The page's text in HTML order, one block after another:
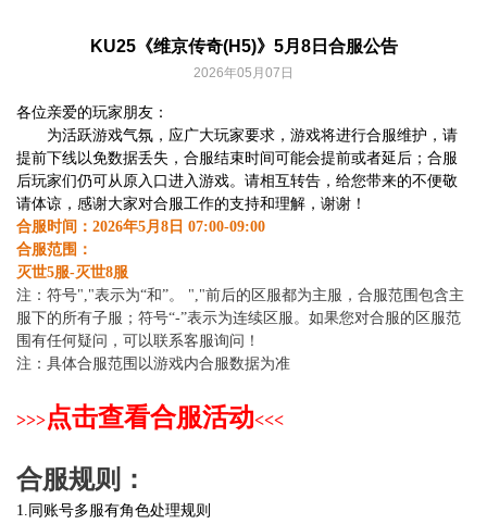
KU25《维京传奇(H5)》5月8日合服公告
2026年05月07日
各位亲爱的玩家朋友：
为活跃游戏气氛，应广大玩家要求，游戏将进行合服维护，请
提前下线以免数据丢失，合服结束时间可能会提前或者延后；合服
后玩家们仍可从原入口进入游戏。请相互转告，给您带来的不便敬
请体谅，感谢大家对合服工作的支持和理解，谢谢！
合服时间：2026年5月8日 07:00-09:00
合服范围：
灭世5服-灭世8服
注：符号","表示为“和”。 ","前后的区服都为主服，合服范围包含主
服下的所有子服；符号“-”表示为连续区服。如果您对合服的区服范
围有任何疑问，可以联系客服询问！
注：具体合服范围以游戏内合服数据为准
>>>点击查看合服活动<<<
合服规则：
1.同账号多服有角色处理规则